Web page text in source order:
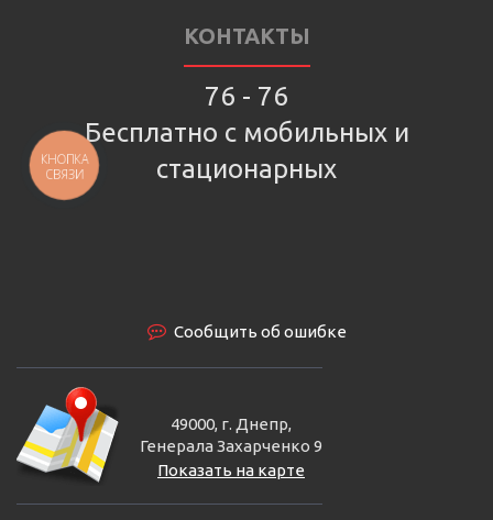
КОНТАКТЫ
76 - 76
Бесплатно с мобильных и
стационарных
Сообщить об ошибке
49000, г. Днепр,
Генерала Захарченко 9
Показать на карте
КНОПКА
СВЯЗИ